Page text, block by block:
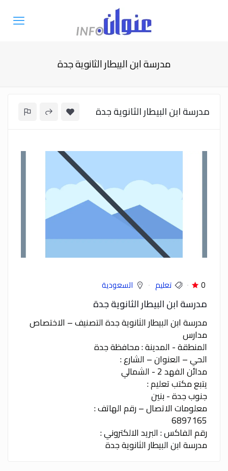
مدرسة ابن البيطار الثانوية جدة
مدرسة ابن البيطار الثانوية جدة
0 تعليم السعودية
مدرسة ابن البيطار الثانوية جدة
مدرسة ابن البيطار الثانوية جدة التصنيف – الاختصاص
مدارس
المنطقة - المدينة : محافظة جدة
الحي – العنوان – الشارع :
مدائن الفهد 2 - الشمالي
يتبع مكتب تعليم :
جنوب جدة - بنين
معلومات الاتصال – رقم الهاتف :
6897165
رقم الفاكس : البريد الالكتروني :
مدرسة ابن البيطار الثانوية جدة